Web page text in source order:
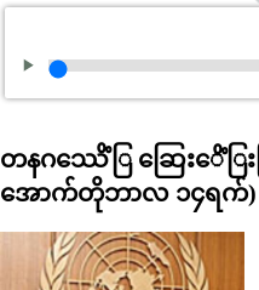
တနဂဿေိံြ ဆြေးေိံြးပ
အောက်တိုဘာလ ၁၄ရက်)